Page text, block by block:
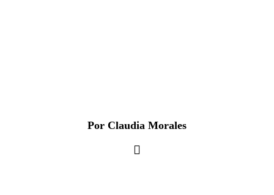
Por Claudia Morales